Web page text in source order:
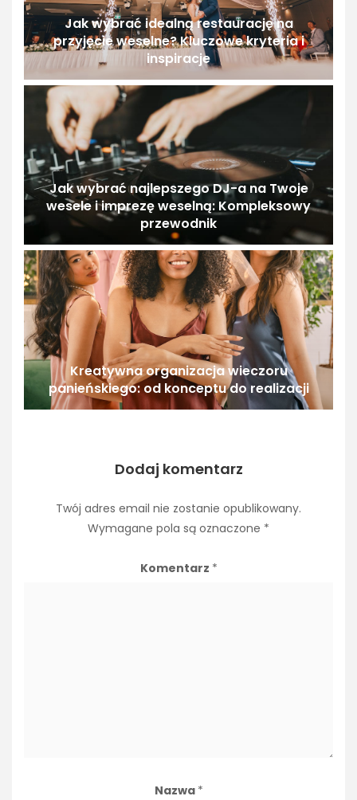
Jak wybrać idealną restaurację na
przyjęcie weselne? Kluczowe kryteria i
inspiracje
Jak wybrać najlepszego DJ-a na Twoje
wesele i imprezę weselną: Kompleksowy
przewodnik
Kreatywna organizacja wieczoru
panieńskiego: od konceptu do realizacji
Dodaj komentarz
Twój adres email nie zostanie opublikowany.
Wymagane pola są oznaczone *
Komentarz *
Nazwa *